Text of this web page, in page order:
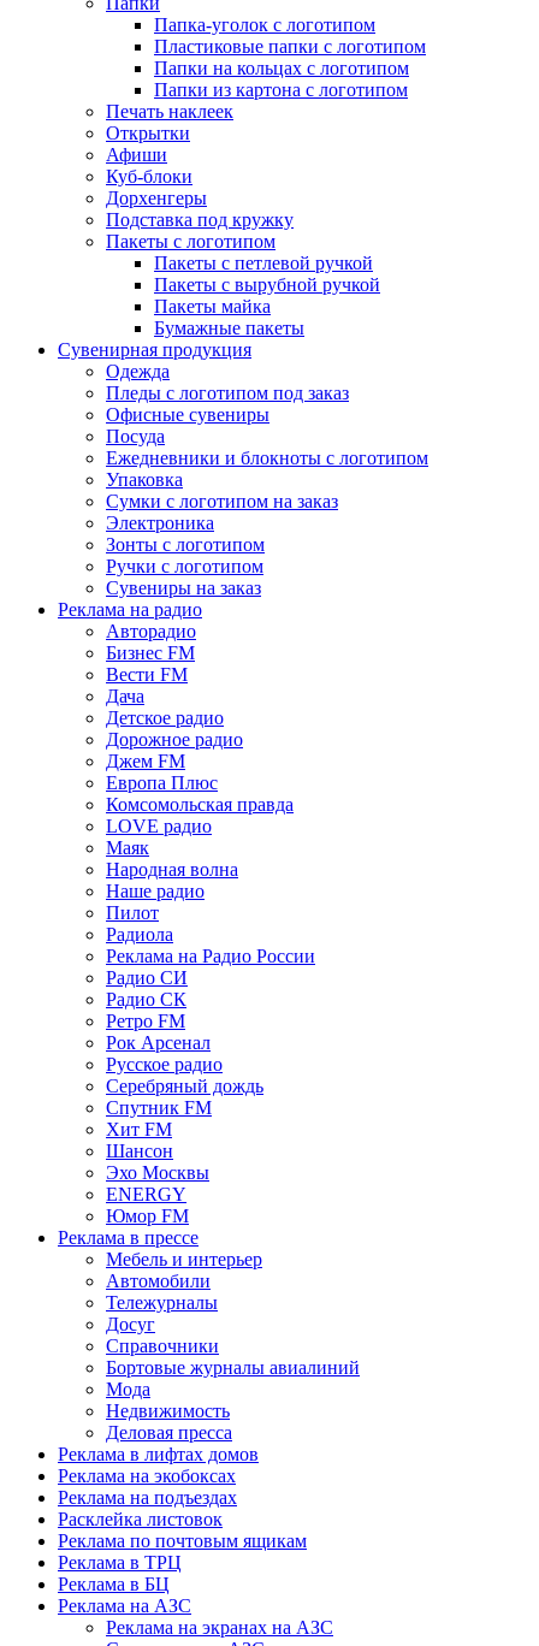
Папка-уголок с логотипом
Пластиковые папки с логотипом
Папки на кольцах с логотипом
Папки из картона с логотипом
Печать наклеек
Открытки
Афиши
Куб-блоки
Дорхенгеры
Подставка под кружку
Пакеты с логотипом
Пакеты с петлевой ручкой
Пакеты с вырубной ручкой
Пакеты майка
Бумажные пакеты
Сувенирная продукция
Одежда
Пледы с логотипом под заказ
Офисные сувениры
Посуда
Ежедневники и блокноты с логотипом
Упаковка
Сумки с логотипом на заказ
Электроника
Зонты с логотипом
Ручки с логотипом
Сувениры на заказ
Реклама на радио
Авторадио
Бизнес FM
Вести FM
Дача
Детское радио
Дорожное радио
Джем FM
Европа Плюс
Комсомольская правда
LOVE радио
Маяк
Народная волна
Наше радио
Пилот
Радиола
Реклама на Радио России
Радио СИ
Радио СК
Ретро FM
Рок Арсенал
Русское радио
Серебряный дождь
Спутник FM
Хит FM
Шансон
Эхо Москвы
ENERGY
Юмор FM
Реклама в прессе
Мебель и интерьер
Автомобили
Тележурналы
Досуг
Справочники
Бортовые журналы авиалиний
Мода
Недвижимость
Деловая пресса
Реклама в лифтах домов
Реклама на экобоксах
Реклама на подъездах
Расклейка листовок
Реклама по почтовым ящикам
Реклама в ТРЦ
Реклама в БЦ
Реклама на АЗС
Реклама на экранах на АЗС